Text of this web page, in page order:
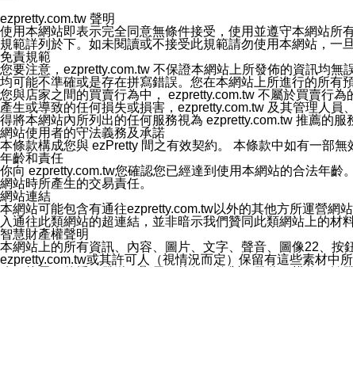
您同意本公司網站，透過您所提供的郵件地址與您取得聯
停止接收這些資料或電子郵件。
十五、訊息通知
本公司/本服務將以通知型訊息傳送重要訊息給您。即使未
本公司/本服務傳送之通知型訊息以對您有效且重要的訊息
1.LINE 帳號設定的電話號碼與本公司/本服務所傳來的電話
2.該 LINE 帳號已在 LINE APP 設定中，同意接收通知型訊
3.LINE 帳號未封鎖傳送訊息之 LINE 官方帳號。
欲變更通知型訊息的設定，操作如下：
1.點選「主頁」＞「設定」
2.點選「隱私設定」
3.點選「提供使用資料」
4.點選「LINE通知型訊息」
5.開關「接收LINE通知型訊息」
❗️關閉「接收通知型訊息」後，將不會接收到來自任何企業
ezpretty.com.tw 聲明
使用本網站即表示完全同意無條件接受，使用並遵守本網站所
規範詳列於下。如未閱讀或不接受此規範請勿使用本網站，一
免責規範
您要注意，ezpretty.com.tw 不保證本網站上所發佈的資訊均
均可能不準確或是存在拼寫錯誤。您在本網站上所進行的所有
您與店家之間的買賣行為中， ezpretty.com.tw 不屬於買賣行
產生或導致的任何損失或損害，ezpretty.com.tw 及其管理人
得將本網站內所列出的任何服務視為 ezpretty.com.tw 推薦的
網站使用者的守法義務及承諾
本條款構成您與 ezPretty 間之有效契約。 本條款中如有一部
年齡和責任
你向 ezpretty.com.tw您確認您已經達到使用本網站的合法年
網站時所產生的交易責任。
網站連結
本網站可能包含有通往ezpretty.com.tw以外的其他方所運營網
入通往此類網站的超連結，並非暗示我們贊同此類網站上的材
智慧財產權聲明
本網站上的所有資訊、內容、圖片、文字、聲音、圖像22、按
ezpretty.com.tw或其許可人（視情況而定）保留有這些素材中